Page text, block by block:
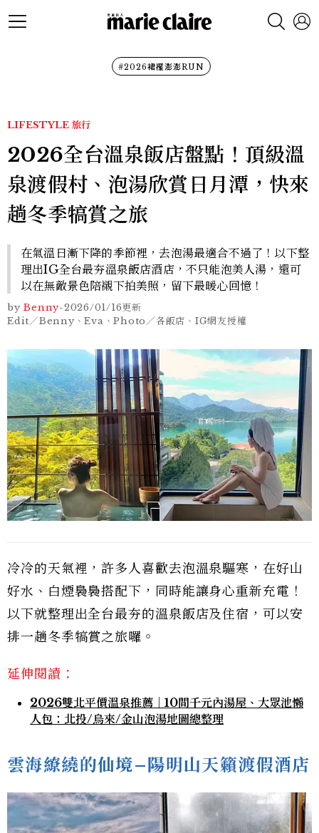
#2026裙襬澎澎RUN
LIFESTYLE 旅行
2026全台溫泉飯店盤點！頂級溫
泉渡假村、泡湯欣賞日月潭，快來
趟冬季犒賞之旅
在氣溫日漸下降的季節裡，去泡湯最適合不過了！以下整
理出IG全台最夯溫泉飯店酒店，不只能泡美人湯，還可
以在無敵景色陪襯下拍美照，留下最暖心回憶！
by Benny-2026/01/16更新
Edit／Benny、Eva、Photo／各飯店、IG網友授權
冷冷的天氣裡，許多人喜歡去泡溫泉驅寒，在好山
好水、白煙裊裊搭配下，同時能讓身心重新充電！
以下就整理出全台最夯的溫泉飯店及住宿，可以安
排一趟冬季犒賞之旅囉。
延伸閱讀：
2026雙北平價溫泉推薦｜10間千元內湯屋、大眾池懶
人包：北投/烏來/金山泡湯地圖總整理
雲海繚繞的仙境–陽明山天籟渡假酒店